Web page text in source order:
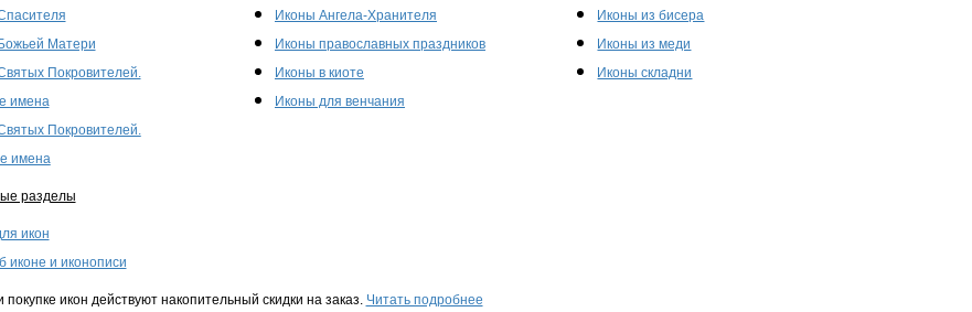
Матери
Покровителей.
имена
Покровителей.
имена
Иконы Ангела-Хранителя
Иконы православных праздников
Иконы в киоте
Иконы для венчания
Иконы из бисера
Иконы из меди
Иконы складни
разделы
икон
иконе и иконописи
икон действуют накопительный скидки на заказ. Читать подробнее